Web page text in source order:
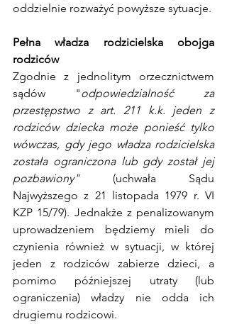
oddzielnie rozważyć powyższe sytuacje.
Pełna władza rodzicielska obojga
rodziców
Zgodnie z jednolitym orzecznictwem
sądów "odpowiedzialność za
przestępstwo z art. 211 k.k. jeden z
rodziców dziecka może ponieść tylko
wówczas, gdy jego władza rodzicielska
została ograniczona lub gdy został jej
pozbawiony" (uchwała Sądu
Najwyższego z 21 listopada 1979 r. VI
KZP 15/79). Jednakże z penalizowanym
uprowadzeniem będziemy mieli do
czynienia również w sytuacji, w której
jeden z rodziców zabierze dzieci, a
pomimo późniejszej utraty (lub
ograniczenia) władzy nie odda ich
drugiemu rodzicowi.